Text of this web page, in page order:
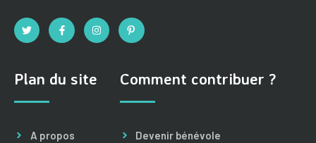
Plan du site
A propos
Comment contribuer ?
Devenir bénévole